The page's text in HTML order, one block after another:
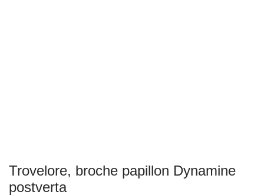
Trovelore, broche papillon Dynamine
postverta